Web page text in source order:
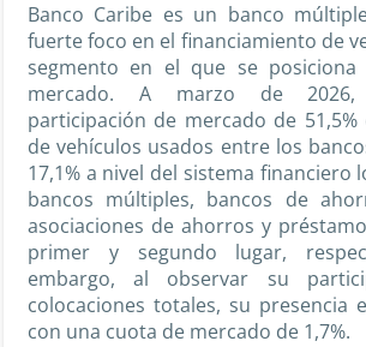
Banco Caribe es un banco
fuerte foco en el financiamiento de
segmento en el que se
mercado. A marzo de 2026,
participación de mercado de
de vehículos usados entre los
17,1% a nivel del sistema financiero
bancos múltiples, bancos de
asociaciones de ahorros y
primer y segundo lugar,
embargo, al observar su
colocaciones totales, su presencia
con una cuota de mercado de 1,7%.